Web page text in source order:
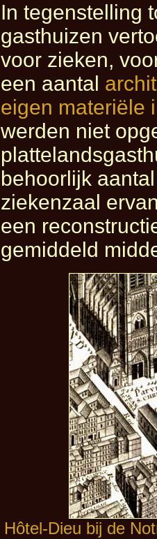
In tegenstelling
gasthuizen
voor zieken,
een aantal
eigen materiële
werden niet
behoorlijk
ziekenzaal
een
gemiddeld
Hôtel-Dieu bij de